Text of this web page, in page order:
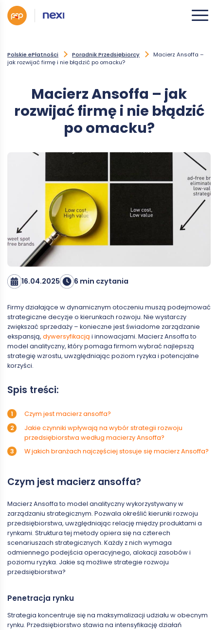
Polskie ePłatności Poradnik Przedsiębiorcy
Macierz Ansoffa –
jak rozwijać firmę i nie błądzić po omacku?
Macierz Ansoffa – jak
rozwijać firmę i nie błądzić
po omacku?
16.04.2025 6 min czytania
Firmy działające w dynamicznym otoczeniu muszą podejmować
strategiczne decyzje o kierunkach rozwoju. Nie wystarczy
zwiększać sprzedaży – konieczne jest świadome zarządzanie
ekspansją, dywersyfikacją i innowacjami. Macierz Ansoffa to
model analityczny, który pomaga firmom wybrać najlepszą
strategię wzrostu, uwzględniając poziom ryzyka i potencjalne
korzyści.
Spis treści:
Czym jest macierz ansoffa?
Jakie czynniki wpływają na wybór strategii rozwoju
przedsiębiorstwa według macierzy Ansoffa?
W jakich branżach najczęściej stosuje się macierz Ansoffa?
Czym jest macierz ansoffa?
Macierz Ansoffa to model analityczny wykorzystywany w
zarządzaniu strategicznym. Pozwala określić kierunki rozwoju
przedsiębiorstwa, uwzględniając relację między produktami a
rynkami. Struktura tej metody opiera się na czterech
scenariuszach strategicznych. Każdy z nich wymaga
odmiennego podejścia operacyjnego, alokacji zasobów i
poziomu ryzyka. Jakie są możliwe strategie rozwoju
przedsiębiorstwa?
Penetracja rynku
Strategia koncentruje się na maksymalizacji udziału w obecnym
rynku. Przedsiębiorstwo stawia na intensyfikację działań